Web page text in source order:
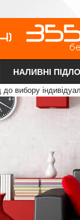
НАЛИВНІ
до вибору індивід